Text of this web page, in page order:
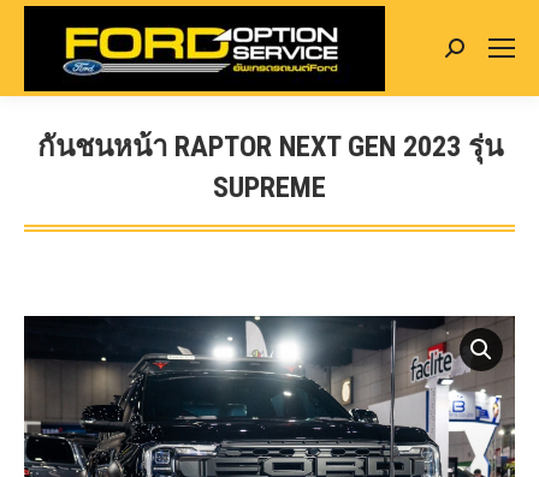
Search:
กันชนหน้า RAPTOR NEXT GEN 2023 รุ่น
SUPREME
You are here: